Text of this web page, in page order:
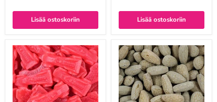
Lisää ostoskoriin Lisää ostoskoriin